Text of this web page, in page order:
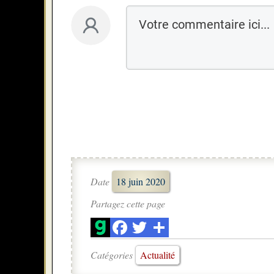
Date
18 juin 2020
Partagez cette page
Catégories Actualité